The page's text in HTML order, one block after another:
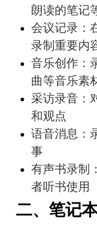
朗读的笔记
会议记录：
录制重要内
音乐创作：
曲等音乐素
采访录音：
和观点
语音消息：
事
有声书录制
者听书使用
二、笔记